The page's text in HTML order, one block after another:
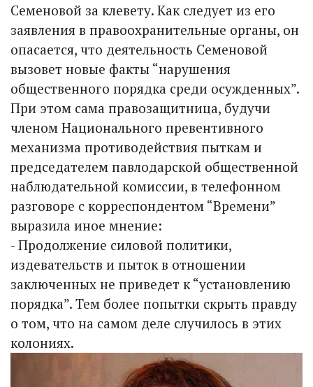
Семеновой за клевету. Как следует из его
заявления в правоохранительные органы, он
опасается, что деятельность Семеновой
вызовет новые факты “нарушения
общественного порядка среди осужденных”.
При этом сама правозащитница, будучи
членом Национального превентивного
механизма противодействия пыткам и
председателем павлодарской общественной
наблюдательной комиссии, в телефонном
разговоре с корреспондентом “Времени”
выразила иное мнение:
- Продолжение силовой политики,
издевательств и пыток в отношении
заключенных не приведет к “установлению
порядка”. Тем более попытки скрыть правду
о том, что на самом деле случилось в этих
колониях.